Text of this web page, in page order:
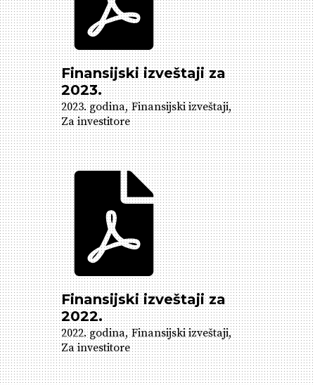
Finansijski izveštaji za
2023.
2023. godina Finansijski izveštaji
Za investitore
Finansijski izveštaji za
2022.
2022. godina Finansijski izveštaji
Za investitore